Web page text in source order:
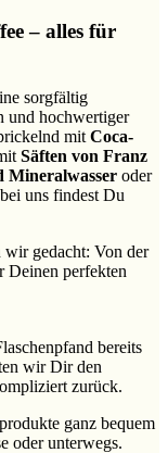
– alles für
sorgfältig
und hochwertiger
mit Coca-
Säften von Franz
Mineralwasser oder
uns findest Du
wir gedacht: Von der
Deinen perfekten
bereits
wir Dir den
zurück.
ganz bequem
oder unterwegs.